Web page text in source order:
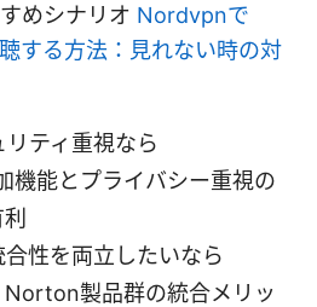
めシナリオ Nordvpnで
する方法：見れない時の対
ティ重視なら
機能とプライバシー重視の
性を両立したいなら
製品群の統合メリッ